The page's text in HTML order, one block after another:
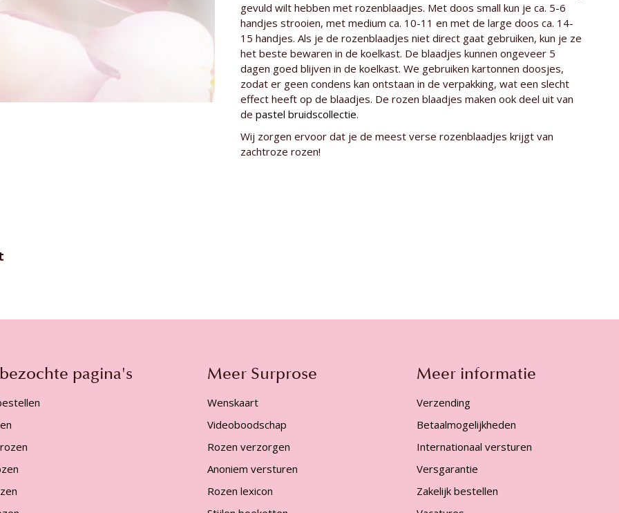
Large - 2,0L - ca. 10 tot 15 rozen
XL - 6,5L - ca. 40 tot 50 rozen
*Aantal rozen is afhankelijk van de dikte van de
rozenkoppen en het aantal rozenblaadjes aan
de knop.
Kweker
gevuld wilt hebben met rozenblaadjes. Met doos small kun je ca. 5-6
handjes strooien, met medium ca. 10-11 en met de large doos ca. 14-
15 handjes. Als je de rozenblaadjes niet direct gaat gebruiken, kun je ze
het beste bewaren in de koelkast. De blaadjes kunnen ongeveer 5
dagen goed blijven in de koelkast. We gebruiken kartonnen doosjes,
zodat er geen condens kan ontstaan in de verpakking, wat een slecht
effect heeft op de blaadjes. De rozen blaadjes maken ook deel uit van
de pastel bruidscollectie.
Wij zorgen ervoor dat je de meest verse rozenblaadjes krijgt van
zachtroze rozen!
pagina's Meer Surprose
Wenskaart
Videoboodschap
Rozen verzorgen
Anoniem versturen
Rozen lexicon
Meer informatie
Verzending
Betaalmogelijkheden
Internationaal versturen
Versgarantie
Zakelijk bestellen